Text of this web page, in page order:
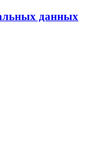
данных